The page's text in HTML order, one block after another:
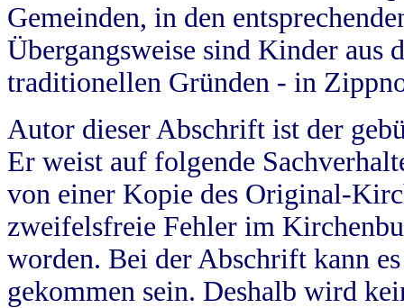
Gemeinden, in den
Übergangsweise sind Kinder aus
traditionellen Gründen - in
Autor dieser Abschrift ist der
Er weist auf folgende
von einer Kopie des Original-
zweifelsfreie Fehler im
worden. Bei der Abschrift kann
gekommen sein. Deshalb wird